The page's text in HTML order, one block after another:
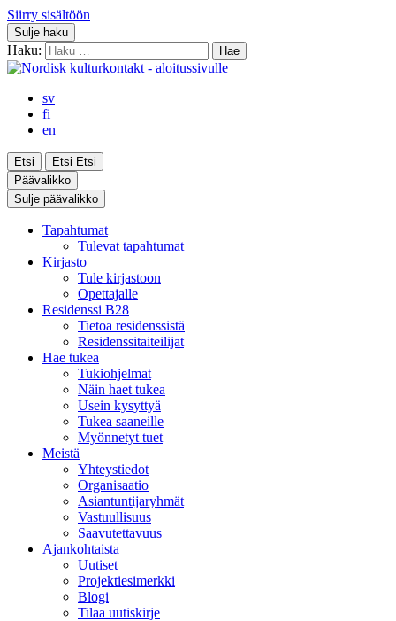
Siirry sisältöön
Sulje haku
Haku:
sv
fi
en
Etsi Etsi Etsi
Päävalikko
Sulje päävalikko
Tapahtumat
Tulevat tapahtumat
Kirjasto
Tule kirjastoon
Opettajalle
Residenssi B28
Tietoa residenssistä
Residenssitaiteilijat
Hae tukea
Tukiohjelmat
Näin haet tukea
Usein kysyttyä
Tukea saaneille
Myönnetyt tuet
Meistä
Yhteystiedot
Organisaatio
Asiantuntijaryhmät
Vastuullisuus
Saavutettavuus
Ajankohtaista
Uutiset
Projektiesimerkki
Blogi
Tilaa uutiskirje